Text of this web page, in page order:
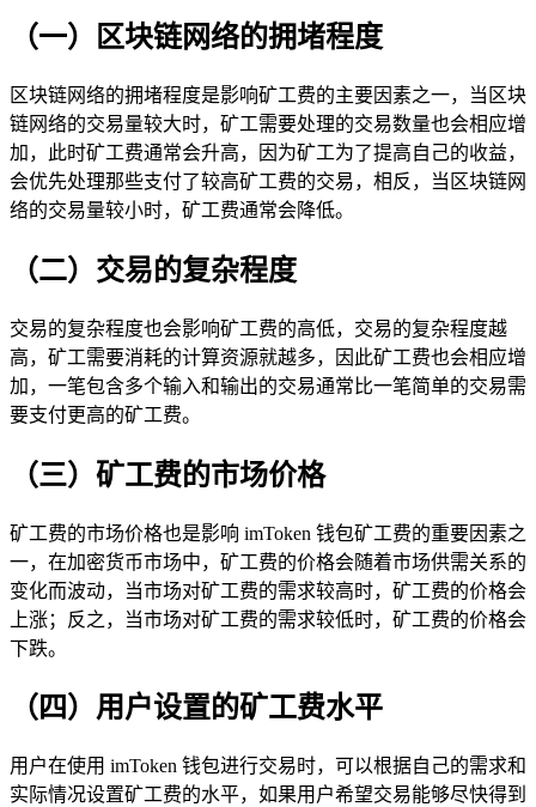
（一）区块链网络的拥堵程度
区块链网络的拥堵程度是影响矿工费的主要因素之一，当区块
链网络的交易量较大时，矿工需要处理的交易数量也会相应增
加，此时矿工费通常会升高，因为矿工为了提高自己的收益，
会优先处理那些支付了较高矿工费的交易，相反，当区块链网
络的交易量较小时，矿工费通常会降低。
（二）交易的复杂程度
交易的复杂程度也会影响矿工费的高低，交易的复杂程度越
高，矿工需要消耗的计算资源就越多，因此矿工费也会相应增
加，一笔包含多个输入和输出的交易通常比一笔简单的交易需
要支付更高的矿工费。
（三）矿工费的市场价格
矿工费的市场价格也是影响 imToken 钱包矿工费的重要因素之
一，在加密货币市场中，矿工费的价格会随着市场供需关系的
变化而波动，当市场对矿工费的需求较高时，矿工费的价格会
上涨；反之，当市场对矿工费的需求较低时，矿工费的价格会
下跌。
（四）用户设置的矿工费水平
用户在使用 imToken 钱包进行交易时，可以根据自己的需求和
实际情况设置矿工费的水平，如果用户希望交易能够尽快得到